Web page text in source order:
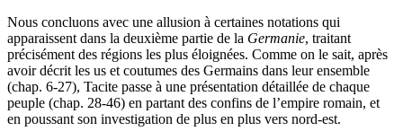
Nous concluons avec une allusion à certaines notations qui
apparaissent dans la deuxième partie de la Germanie, traitant
précisément des régions les plus éloignées. Comme on le sait, après
avoir décrit les us et coutumes des Germains dans leur ensemble
(chap. 6-27), Tacite passe à une présentation détaillée de chaque
peuple (chap. 28-46) en partant des confins de l’empire romain, et
en poussant son investigation de plus en plus vers nord-est.